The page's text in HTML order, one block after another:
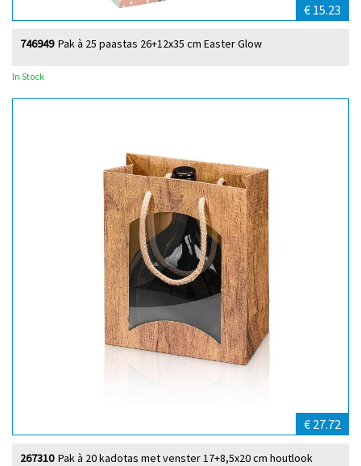
€ 15.23
Pak à 25 paastas 26+12x35 cm Easter Glow
746949
In Stock
€ 27.72
Pak à 20 kadotas met venster 17+8,5x20 cm houtlook
267310